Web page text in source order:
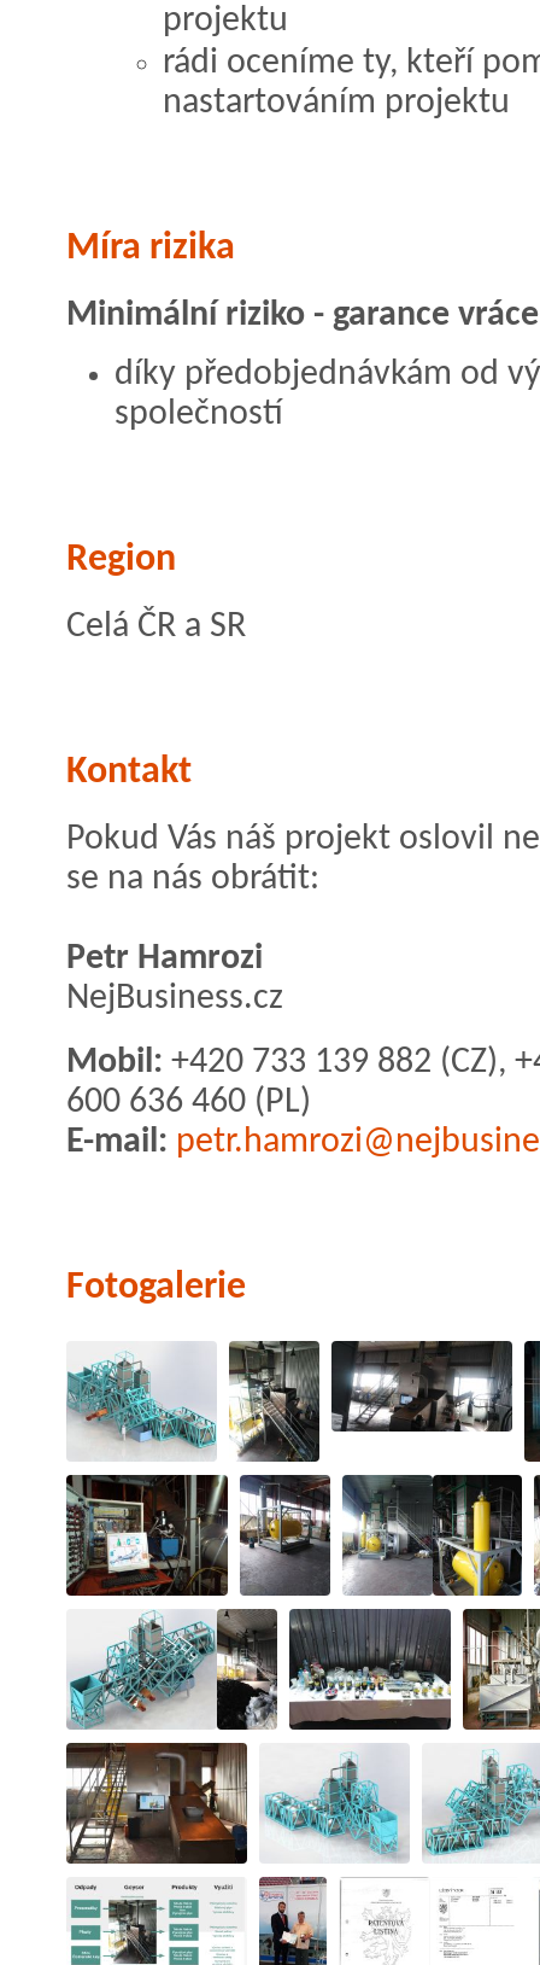
projektu
rádi oceníme ty, kteří
nastartováním projektu
Míra rizika
Minimální riziko - garance
díky předobjednávkám od
společností
Region
Celá ČR a SR
Kontakt
Pokud Vás náš projekt oslovil
se na nás obrátit:
Petr Hamrozi
NejBusiness.cz
Mobil: +420 733 139 882 (CZ),
600 636 460 (PL)
E-mail:
Fotogalerie